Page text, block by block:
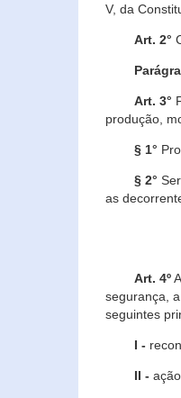
V, da
Art. 2°
Art. 3°
produção,
§ 1°
§ 2°
as
Art. 4º
segurança,
seguintes
I -
II -